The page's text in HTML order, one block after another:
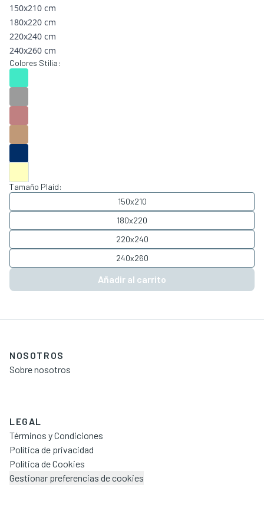
150x210 cm
180x220 cm
220x240 cm
240x260 cm
Colores Stilia:
Tamaño Plaid:
150x210
180x220
220x240
240x260
Añadir al carrito
NOSOTROS
Sobre nosotros
LEGAL
Términos y Condiciones
Política de privacidad
Política de Cookies
Gestionar preferencias de cookies